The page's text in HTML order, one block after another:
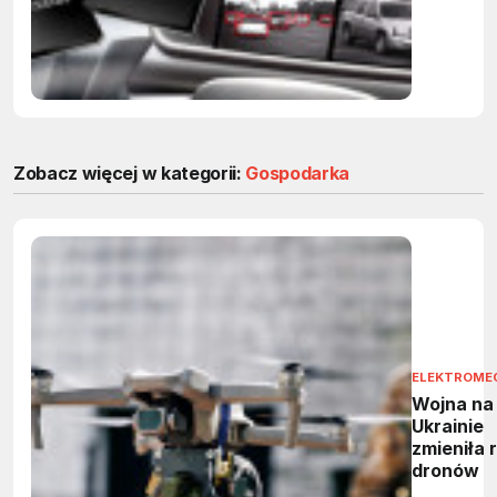
Zobacz więcej w kategorii: Gospodarka
Wojna na
Ukrainie
zmieniła
dronów